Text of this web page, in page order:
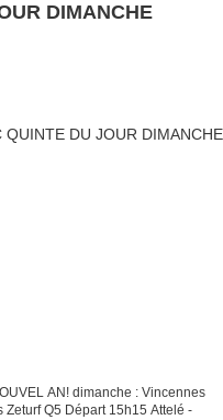
DIMANCHE
AN! dimanche : Vincennes
Q5 Départ 15h15 Attelé -